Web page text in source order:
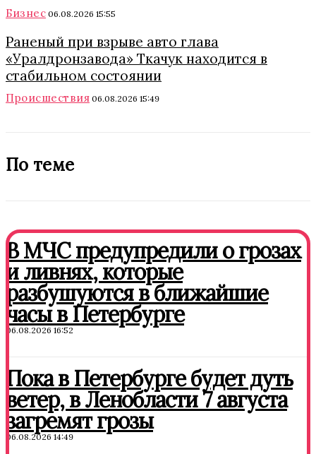
Бизнес 06.08.2026 15:55
Раненый при взрыве авто глава
«Уралдронзавода» Ткачук находится в
стабильном состоянии
Происшествия 06.08.2026 15:49
По теме
В МЧС предупредили о грозах
и ливнях, которые
разбушуются в ближайшие
часы в Петербурге
06.08.2026 16:52
Пока в Петербурге будет дуть
ветер, в Ленобласти 7 августа
загремят грозы
06.08.2026 14:49